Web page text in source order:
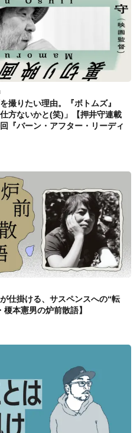
撮りたい理由。『ボトムズ』
方ないかと(笑)」【押井守連載
『バーン・アフター・リーディ
仕掛ける、サスペンスへの“転
本憲男の炉前散語】